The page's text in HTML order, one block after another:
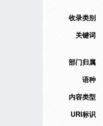
收录类别
关键词
部门归属
语种
内容类型
URI标识